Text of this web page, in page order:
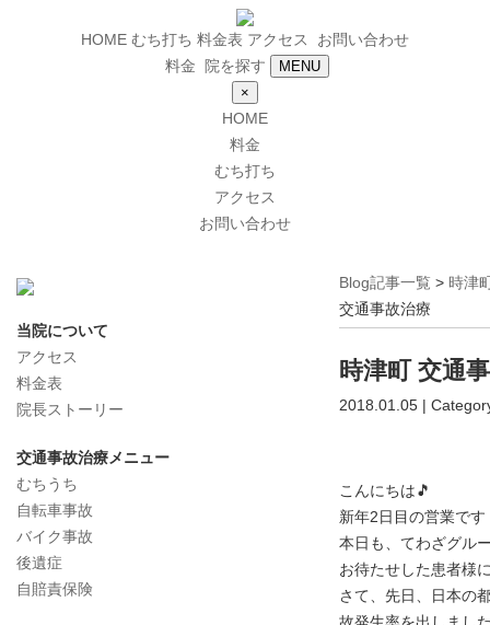
HOME むち打ち 料金表 アクセス
お問い合わせ
料金
院を探す
MENU
×
HOME
料金
むち打ち
アクセス
お問い合わせ
Blog記事一覧 > 時津
交通事故治療
時津町 交通
2018.01.05 |
こんにちは🎵
新年2日目の営業です
本日も、てわざグル
お待たせした患者様
さて、先日、日本の
当院について
アクセス
料金表
院長ストーリー
交通事故治療メニュー
むちうち
自転車事故
バイク事故
後遺症
自賠責保険